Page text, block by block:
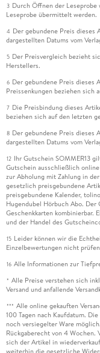
3 Durch Öffnen der Leseprobe
Leseprobe übermittelt werden.
4 Der gebundene Preis dieses
dargestellten Datums vom
5 Der Preisvergleich bezieht
Herstellers.
6 Der gebundene Preis dieses
Preissenkungen beziehen sich
7 Die Preisbindung dieses
beziehen sich auf den letzten
8 Der gebundene Preis dieses
dargestellten Datums vom
12 Ihr Gutschein SOMMER13
Gutschein ausschließlich
zur Abholung mit Zahlung in
gesetzlich preisgebundene
preisgebundene Kalender,
Hugendubel Hörbuch Abo.
Geschenkkarten kombinierbar.
und der Handel des
15 Leider können wir die
Einzelbewertungen nicht
16 Alle Informationen zur
* Alle Preise verstehen sich
Versand und anfallende
*** Alle online gekauften
100 Tagen nach Kaufdatum.
noch versiegelter Ware
Rückgaberecht von 4 Wochen.
sich der Artikel in